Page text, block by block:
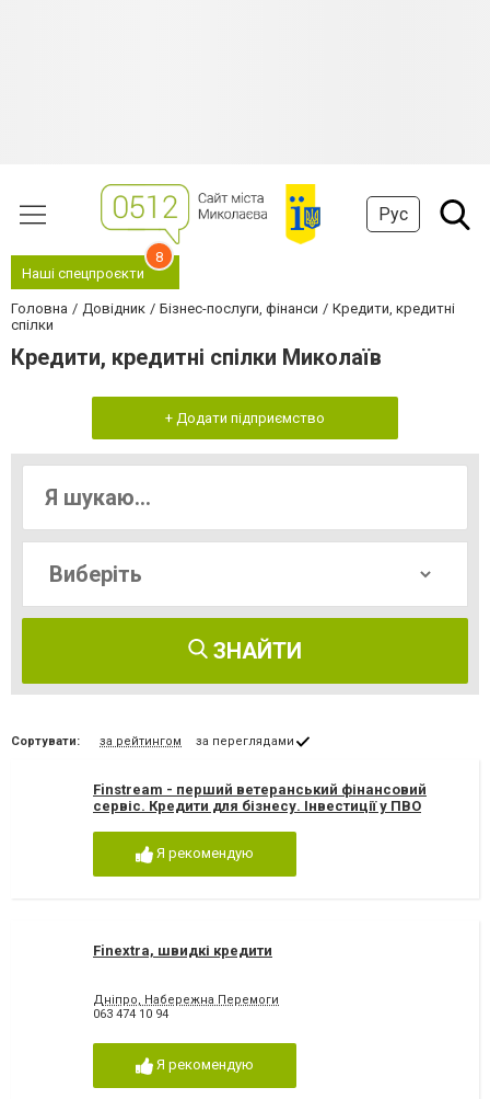
Рус
Наші спецпроєкти
8
Головна Довідник Бізнес-послуги, фінанси
Кредити, кредитні
спілки
Кредити, кредитні спілки Миколаїв
+ Додати підприємство
ЗНАЙТИ
Сортувати: за рейтингом за переглядами
Finstream - перший ветеранський фінансовий
сервіс. Кредити для бізнесу. Інвестиції у ПВО
Я рекомендую
Finextra, швидкі кредити
Дніпро, Набережна Перемоги
063 474 10 94
Я рекомендую